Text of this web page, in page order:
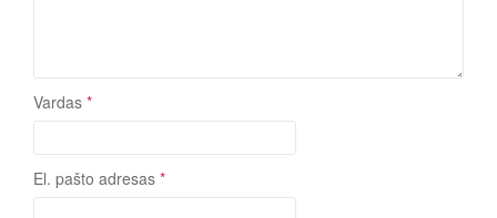
Vardas *
El. pašto adresas *